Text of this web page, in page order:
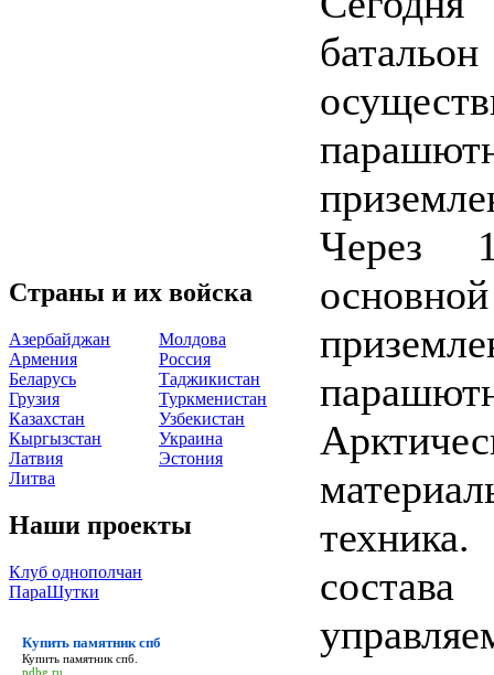
Страны и их войска
Азербайджан
Армения
Беларусь
Грузия
Казахстан
Кыргызстан
Латвия
Литва
Молдова
Россия
Таджикистан
Туркменистан
Узбекистан
Украина
Эстония
Наши проекты
Клуб однополчан
ПараШутки
Купить памятник спб
Купить памятник спб.
pdbg.ru
Через